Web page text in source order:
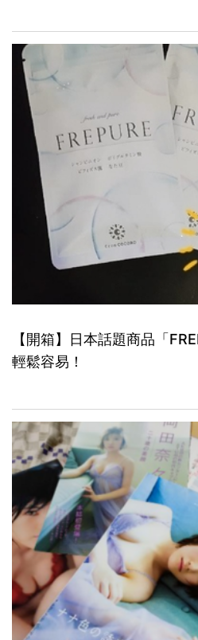
【開箱】日本話題商品「
輕鬆容易！